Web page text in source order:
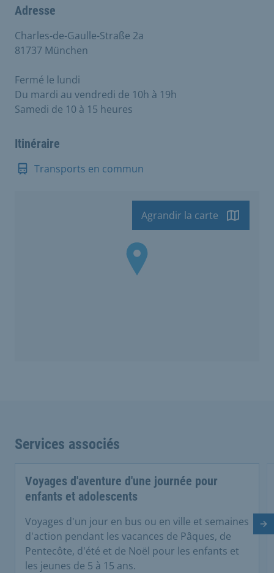
Adresse
Charles-de-Gaulle-Straße 2a
81737 München
Fermé le lundi
Du mardi au vendredi de 10h à 19h
Samedi de 10 à 15 heures
Itinéraire
Transports en commun
Agrandir la carte
Services associés
Voyages d'aventure d'une journée pour
enfants et adolescents
Voyages d'un jour en bus ou en ville et semaines
d'action pendant les vacances de Pâques, de
Pentecôte, d'été et de Noël pour les enfants et
les jeunes de 5 à 15 ans.